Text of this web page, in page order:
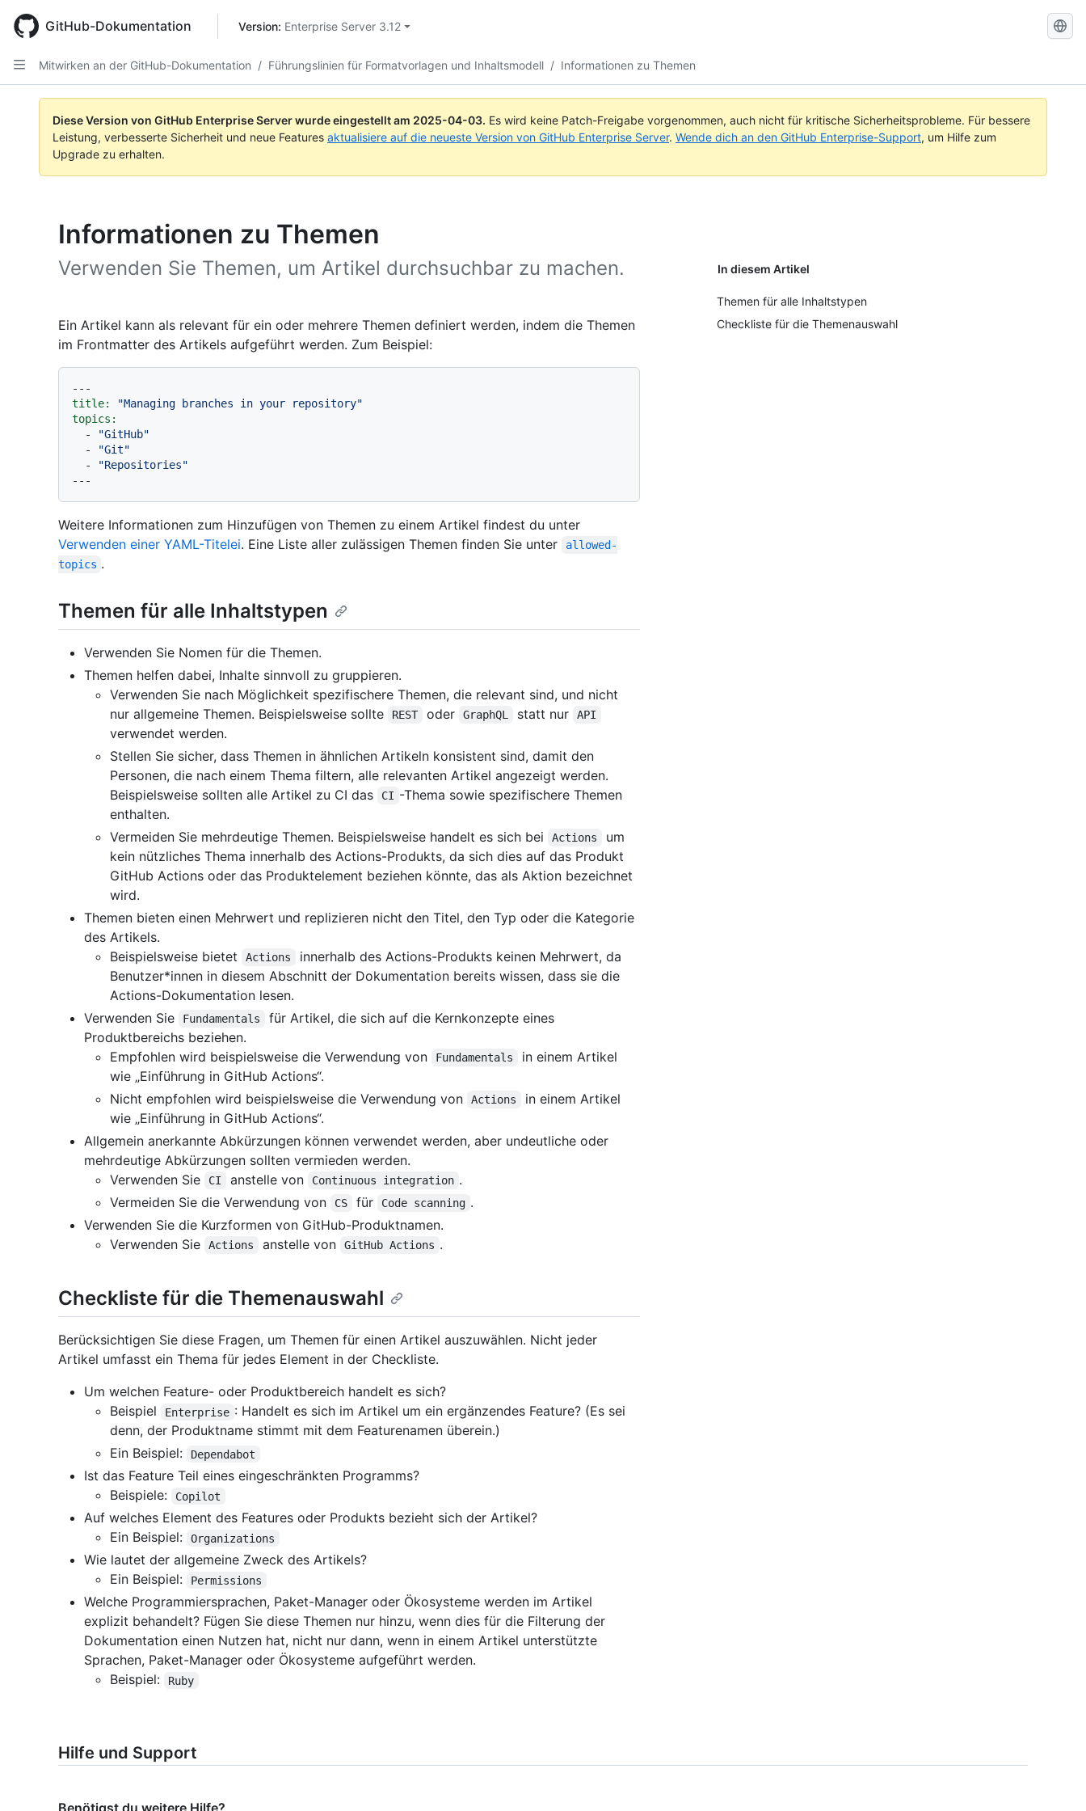
main
content
GitHub-Dokumentation Version: Enterprise Server 3.12
GitHub-
Mitwirken an der GitHub-Dokumentation / Führungslinien für Formatvorlagen und Inhaltsmodell / Informationen zu Themen
Diese Version von GitHub Enterprise Server wurde eingestellt am 2025-04-03. Es wird keine Patch-Freigabe vorgenommen, auch nicht für kritische Sicherheitsprobleme. Für bessere
Leistung, verbesserte Sicherheit und neue Features aktualisiere auf die neueste Version von GitHub Enterprise Server. Wende dich an den GitHub Enterprise-Support, um Hilfe zum
Upgrade zu erhalten.
Informationen zu Themen
Verwenden Sie Themen, um Artikel durchsuchbar zu machen. In diesem Artikel
Themen für alle Inhaltstypen
Checkliste für die Themenauswahl
Ein Artikel kann als relevant für ein oder mehrere Themen definiert werden, indem die Themen
im Frontmatter des Artikels aufgeführt werden. Zum Beispiel:
---
title:
"Managing branches in your repository"
topics:
-
"GitHub"
-
"Git"
-
"Repositories"
Weitere Informationen zum Hinzufügen von Themen zu einem Artikel findest du unter
Verwenden einer YAML-Titelei. Eine Liste aller zulässigen Themen finden Sie unter
allowed-
topics .
Themen für alle Inhaltstypen
Verwenden Sie Nomen für die Themen.
Themen helfen dabei, Inhalte sinnvoll zu gruppieren.
Verwenden Sie nach Möglichkeit spezifischere Themen, die relevant sind, und nicht
nur allgemeine Themen. Beispielsweise sollte
REST oder GraphQL statt nur API
verwendet werden.
Stellen Sie sicher, dass Themen in ähnlichen Artikeln konsistent sind, damit den
Personen, die nach einem Thema filtern, alle relevanten Artikel angezeigt werden.
Beispielsweise sollten alle Artikel zu CI das
CI -Thema sowie spezifischere Themen
enthalten.
Vermeiden Sie mehrdeutige Themen. Beispielsweise handelt es sich bei
Actions
um
kein nützliches Thema innerhalb des Actions-Produkts, da sich dies auf das Produkt
GitHub Actions oder das Produktelement beziehen könnte, das als Aktion bezeichnet
wird.
Themen bieten einen Mehrwert und replizieren nicht den Titel, den Typ oder die Kategorie
des Artikels.
Beispielsweise bietet
Actions
innerhalb des Actions-Produkts keinen Mehrwert, da
Benutzer*innen in diesem Abschnitt der Dokumentation bereits wissen, dass sie die
Actions-Dokumentation lesen.
Verwenden Sie
Fundamentals
für Artikel, die sich auf die Kernkonzepte eines
Produktbereichs beziehen.
Empfohlen wird beispielsweise die Verwendung von
Fundamentals
in einem Artikel
wie „Einführung in GitHub Actions“.
Nicht empfohlen wird beispielsweise die Verwendung von
Actions
in einem Artikel
wie „Einführung in GitHub Actions“.
Allgemein anerkannte Abkürzungen können verwendet werden, aber undeutliche oder
mehrdeutige Abkürzungen sollten vermieden werden.
Verwenden Sie
CI anstelle von Continuous integration .
Vermeiden Sie die Verwendung von
CS für Code scanning .
Verwenden Sie die Kurzformen von GitHub-Produktnamen.
Verwenden Sie
Actions anstelle von GitHub Actions .
Checkliste für die Themenauswahl
Berücksichtigen Sie diese Fragen, um Themen für einen Artikel auszuwählen. Nicht jeder
Artikel umfasst ein Thema für jedes Element in der Checkliste.
Um welchen Feature- oder Produktbereich handelt es sich?
Beispiel
Enterprise : Handelt es sich im Artikel um ein ergänzendes Feature? (Es sei
denn, der Produktname stimmt mit dem Featurenamen überein.)
Ein Beispiel:
Dependabot
Ist das Feature Teil eines eingeschränkten Programms?
Beispiele:
Copilot
Auf welches Element des Features oder Produkts bezieht sich der Artikel?
Ein Beispiel:
Organizations
Wie lautet der allgemeine Zweck des Artikels?
Ein Beispiel:
Permissions
Welche Programmiersprachen, Paket-Manager oder Ökosysteme werden im Artikel
explizit behandelt? Fügen Sie diese Themen nur hinzu, wenn dies für die Filterung der
Dokumentation einen Nutzen hat, nicht nur dann, wenn in einem Artikel unterstützte
Sprachen, Paket-Manager oder Ökosysteme aufgeführt werden.
Beispiel:
Ruby
Hilfe und Support